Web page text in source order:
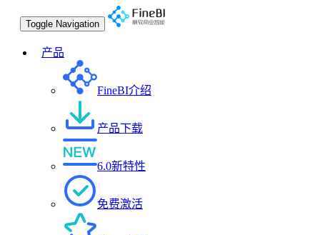
Toggle Navigation
产品
FineBI介绍
产品下载
6.0新特性
免费激活